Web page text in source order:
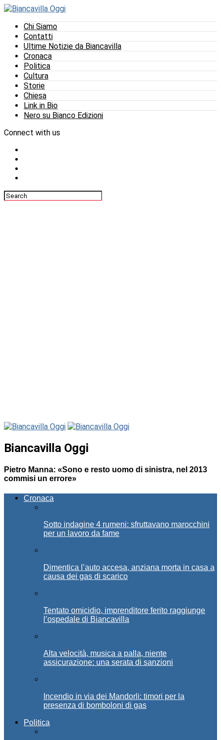
Chi Siamo
Contatti
Ultime Notizie da Biancavilla
Cronaca
Politica
Cultura
Storie
Chiesa
Link in Bio
Nero su Bianco Edizioni
Connect with us
Biancavilla Oggi
Pietro Manna: «Sono e resto uomo di sinistra, nel 2013
commisi un errore»
Cronaca
Sotto indagine 4 rumeni: sfruttavano marocchini
per un lavoro da fame
Dimentica l’auto accesa, anziana morta in casa a
causa dei gas di scarico
Tentato omicidio, imprenditore ferito raggiunge
l’ospedale di Biancavilla
Alta velocità, musica a palla, niente
assicurazione: una serata di sanzioni
Incendio in via dei Mandorli: timori per la
presenza di bomboloni di gas
Politica